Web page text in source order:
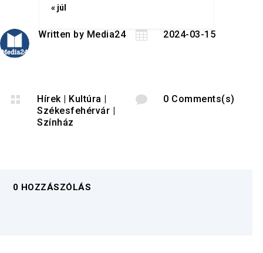
« júl
Written by Media24  2024-03-15
 Hírek | Kultúra |
Székesfehérvár |
Színház
 0 Comments(s)
0 HOZZÁSZÓLÁS